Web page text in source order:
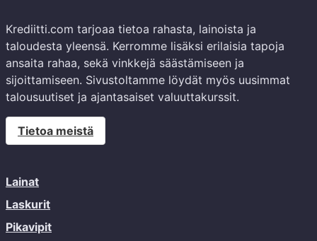
Krediitti.com tarjoaa tietoa rahasta, lainoista ja
taloudesta yleensä. Kerromme lisäksi erilaisia tapoja
ansaita rahaa, sekä vinkkejä säästämiseen ja
sijoittamiseen. Sivustoltamme löydät myös uusimmat
talousuutiset ja ajantasaiset valuuttakurssit.
Tietoa meistä
Lainat
Laskurit
Pikavipit